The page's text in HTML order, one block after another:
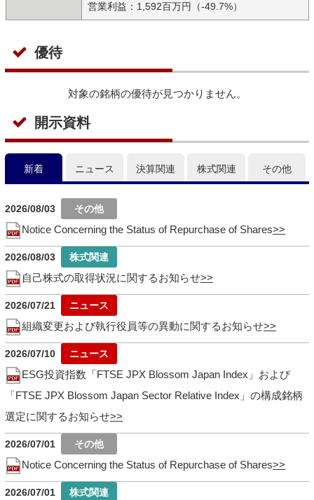
営業利益：1,592百万円（-49.7%）
優待
対象の銘柄の優待が見つかりません。
開示資料
新着 ニュース 決算関連 株式関連 その他
2026/08/03
Notice Concerning the Status of Repurchase of Shares
2026/08/03
自己株式の取得状況に関するお知らせ
2026/07/21
組織変更および執行役員等の異動に関するお知らせ
2026/07/10
ESG投資指数「FTSE JPX Blossom Japan Index」および
「FTSE JPX Blossom Japan Sector Relative Index」の構成銘柄
選定に関するお知らせ
2026/07/01
Notice Concerning the Status of Repurchase of Shares
2026/07/01